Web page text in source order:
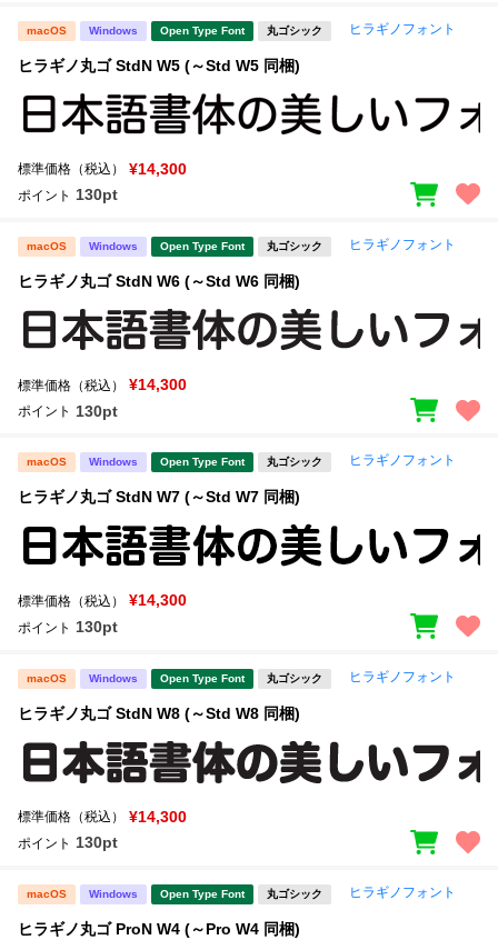
macOS Windows Open Type Font 丸ゴシック ヒラギノフォント
ヒラギノ丸ゴ StdN W5 (～Std W5 同梱)
標準価格（税込） ¥14,300
ポイント 130pt
macOS Windows Open Type Font 丸ゴシック ヒラギノフォント
ヒラギノ丸ゴ StdN W6 (～Std W6 同梱)
標準価格（税込） ¥14,300
ポイント 130pt
macOS Windows Open Type Font 丸ゴシック ヒラギノフォント
ヒラギノ丸ゴ StdN W7 (～Std W7 同梱)
標準価格（税込） ¥14,300
ポイント 130pt
macOS Windows Open Type Font 丸ゴシック ヒラギノフォント
ヒラギノ丸ゴ StdN W8 (～Std W8 同梱)
標準価格（税込） ¥14,300
ポイント 130pt
macOS Windows Open Type Font 丸ゴシック ヒラギノフォント
ヒラギノ丸ゴ ProN W4 (～Pro W4 同梱)